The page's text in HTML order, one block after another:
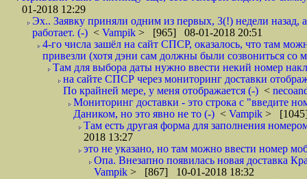
01-2018 12:29
Эх.. Заявку приняли одним из первых, 3(!) недели назад,
работает. (-) < Vampik > [965] 08-01-2018 20:51
4-го числа зашёл на сайт СПСР, оказалось, что там
привезли (хотя дэни сам должны были созвониться со
Там для выбора даты нужно ввести некий номер
на сайте СПСР через мониторинг доставки
По крайней мере, у меня отображается (-) <
Мониторинг доставки - это строка с "введите
Даником, но это явно не то (-) < Vampik >
Там есть другая форма для заполнения
2018 13:27
это не указано, но там можно ввести номер
Опа. Внезапно появилась новая доставка
Vampik > [867] 10-01-2018 18:32